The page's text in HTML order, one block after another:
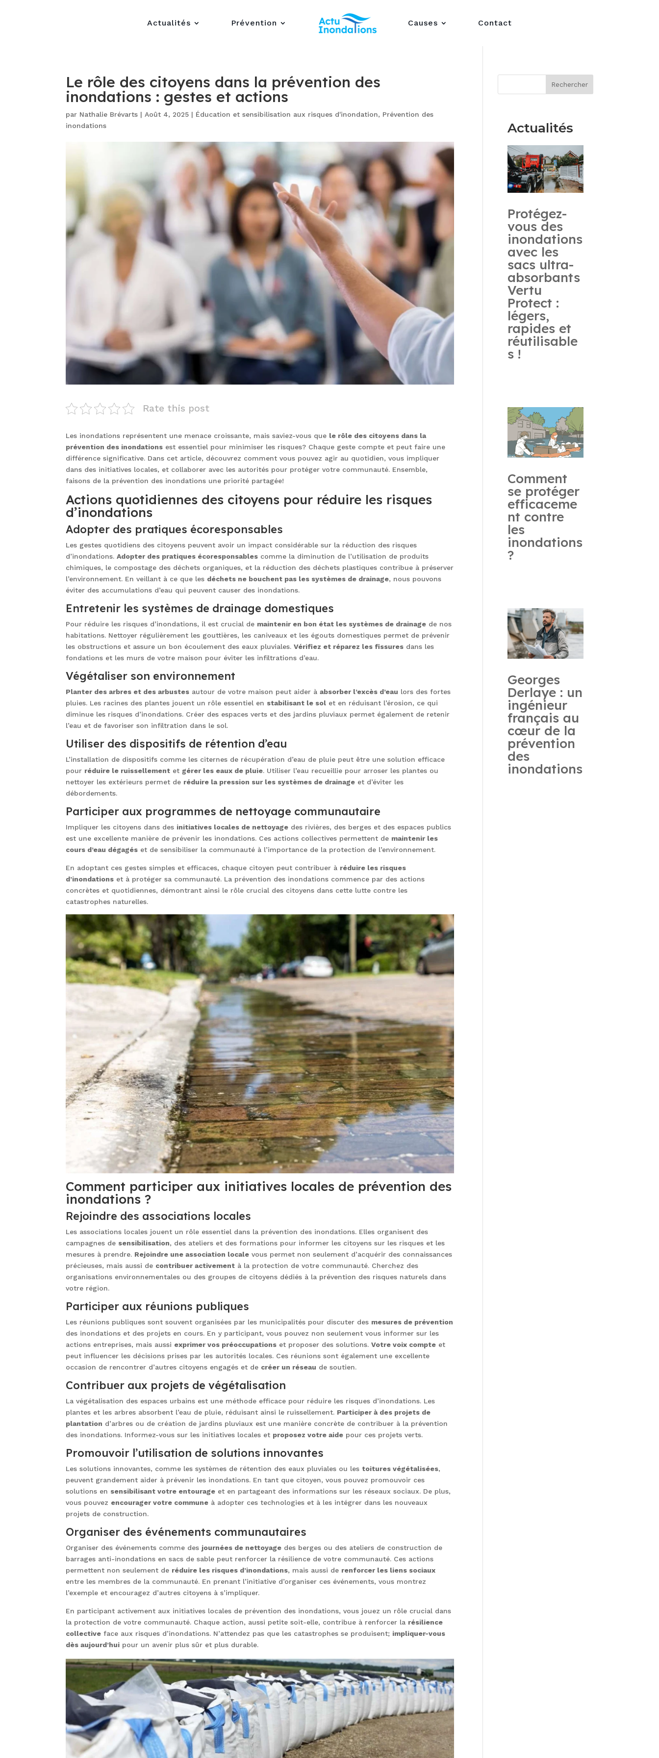
Actualités Prévention Causes Contact
Le rôle des citoyens dans la prévention des
inondations : gestes et actions
par Nathalie Brévarts | Août 4, 2025 | Éducation et sensibilisation aux risques d'inondation, Prévention des
inondations
Rate this post
Les inondations représentent une menace croissante, mais saviez-vous que le rôle des citoyens dans la
prévention des inondations est essentiel pour minimiser les risques? Chaque geste compte et peut faire une
différence significative. Dans cet article, découvrez comment vous pouvez agir au quotidien, vous impliquer
dans des initiatives locales, et collaborer avec les autorités pour protéger votre communauté. Ensemble,
faisons de la prévention des inondations une priorité partagée!
Actions quotidiennes des citoyens pour réduire les risques
d’inondations
Adopter des pratiques écoresponsables
Les gestes quotidiens des citoyens peuvent avoir un impact considérable sur la réduction des risques
d’inondations.Adopter des pratiques écoresponsables comme la diminution de l’utilisation de produits
chimiques, le compostage des déchets organiques, et la réduction des déchets plastiques contribue à préserver
l’environnement. En veillant à ce que les déchets ne bouchent pas les systèmes de drainage, nous pouvons
éviter des accumulations d’eau qui peuvent causer des inondations.
Entretenir les systèmes de drainage domestiques
Pour réduire les risques d’inondations, il est crucial de maintenir en bon état les systèmes de drainage de nos
habitations. Nettoyer régulièrement les gouttières, les caniveaux et les égouts domestiques permet de prévenir
les obstructions et assure un bon écoulement des eaux pluviales.Vérifiez et réparez les fissures dans les
fondations et les murs de votre maison pour éviter les infiltrations d’eau.
Végétaliser son environnement
Planter des arbres et des arbustes autour de votre maison peut aider àabsorber l’excès d’eau lors des fortes
pluies. Les racines des plantes jouent un rôle essentiel en stabilisant le sol et en réduisant l’érosion, ce qui
diminue les risques d’inondations. Créer des espaces verts et des jardins pluviaux permet également de retenir
l’eau et de favoriser son infiltration dans le sol.
Utiliser des dispositifs de rétention d’eau
L’installation de dispositifs comme les citernes de récupération d’eau de pluie peut être une solution efficace
pour réduire le ruissellement et gérer les eaux de pluie. Utiliser l’eau recueillie pour arroser les plantes ou
nettoyer les extérieurs permet de réduire la pression sur les systèmes de drainage et d’éviter les
débordements.
Participer aux programmes de nettoyage communautaire
Impliquer les citoyens dans des initiatives locales de nettoyage des rivières, des berges et des espaces publics
est une excellente manière de prévenir les inondations. Ces actions collectives permettent de maintenir les
cours d’eau dégagés et de sensibiliser la communauté à l’importance de la protection de l’environnement.
En adoptant ces gestes simples et efficaces, chaque citoyen peut contribuer à réduire les risques
d’inondations et à protéger sa communauté. La prévention des inondations commence par des actions
concrètes et quotidiennes, démontrant ainsi le rôle crucial des citoyens dans cette lutte contre les
catastrophes naturelles.
Comment participer aux initiatives locales de prévention des
inondations ?
Rejoindre des associations locales
Les associations locales jouent un rôle essentiel dans la prévention des inondations. Elles organisent des
campagnes de sensibilisation, des ateliers et des formations pour informer les citoyens sur les risques et les
mesures à prendre. Rejoindre une association locale vous permet non seulement d’acquérir des connaissances
précieuses, mais aussi de contribuer activement à la protection de votre communauté. Cherchez des
organisations environnementales ou des groupes de citoyens dédiés à la prévention des risques naturels dans
votre région.
Participer aux réunions publiques
Les réunions publiques sont souvent organisées par les municipalités pour discuter des mesures de prévention
des inondations et des projets en cours. En y participant, vous pouvez non seulement vous informer sur les
actions entreprises, mais aussi exprimer vos préoccupations et proposer des solutions.Votre voix compte et
peut influencer les décisions prises par les autorités locales. Ces réunions sont également une excellente
occasion de rencontrer d’autres citoyens engagés et de créer un réseau de soutien.
Contribuer aux projets de végétalisation
La végétalisation des espaces urbains est une méthode efficace pour réduire les risques d’inondations. Les
plantes et les arbres absorbent l’eau de pluie, réduisant ainsi le ruissellement. Participer à des projets de
plantation d’arbres ou de création de jardins pluviaux est une manière concrète de contribuer à la prévention
des inondations. Informez-vous sur les initiatives locales et proposez votre aide pour ces projets verts.
Promouvoir l’utilisation de solutions innovantes
Les solutions innovantes, comme les systèmes de rétention des eaux pluviales ou lestoitures végétalisées,
peuvent grandement aider à prévenir les inondations. En tant que citoyen, vous pouvez promouvoir ces
solutions en sensibilisant votre entourage et en partageant des informations sur les réseaux sociaux. De plus,
vous pouvez encourager votre commune à adopter ces technologies et à les intégrer dans les nouveaux
projets de construction.
Organiser des événements communautaires
Organiser des événements comme des journées de nettoyage des berges ou des ateliers de construction de
barrages anti-inondations en sacs de sable peut renforcer la résilience de votre communauté. Ces actions
permettent non seulement de réduire les risques d’inondations, mais aussi de renforcer les liens sociaux
entre les membres de la communauté. En prenant l’initiative d’organiser ces événements, vous montrez
l’exemple et encouragez d’autres citoyens à s’impliquer.
En participant activement aux initiatives locales de prévention des inondations, vous jouez un rôle crucial dans
la protection de votre communauté. Chaque action, aussi petite soit-elle, contribue à renforcer la résilience
collective face aux risques d’inondations. N’attendez pas que les catastrophes se produisent; impliquer-vous
dès aujourd’hui pour un avenir plus sûr et plus durable.
Rechercher
Actualités
Protégez-
vous des
inondations
avec les
sacs ultra-
absorbants
Vertu
Protect :
légers,
rapides et
réutilisable
s !
Comment
se protéger
efficaceme
nt contre
les
inondations
?
Georges
Derlaye : un
ingénieur
français au
cœur de la
prévention
des
inondations